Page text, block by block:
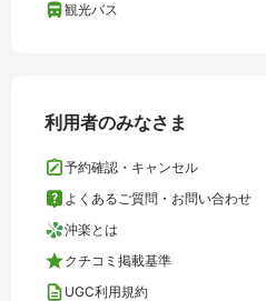
観光バス
利用者のみなさま
予約確認・キャンセル
よくあるご質問・お問い合わせ
沖楽とは
クチコミ掲載基準
UGC利用規約